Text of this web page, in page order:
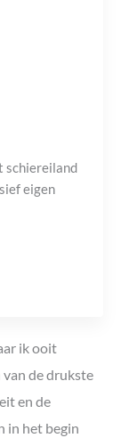
schiereiland
eigen
ik ooit
van de drukste
en de
in het begin